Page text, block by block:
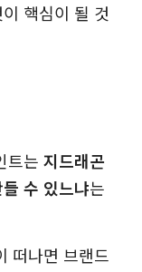
핵심이 될 것
트는 지드래곤
수 있느냐는
떠나면 브랜드